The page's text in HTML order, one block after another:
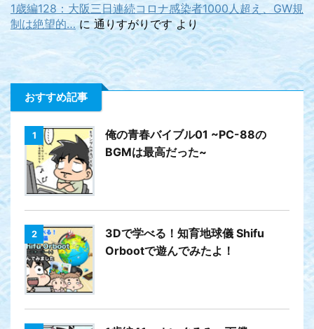
1歳編128：大阪三日連続コロナ感染者1000人超え、GW規
制は絶望的…に通りすがりですより
おすすめ記事
1
俺の青春バイブル01 ~PC-88の
BGMは最高だった~
2
3Dで学べる！知育地球儀 Shifu
Orbootで遊んでみたよ！